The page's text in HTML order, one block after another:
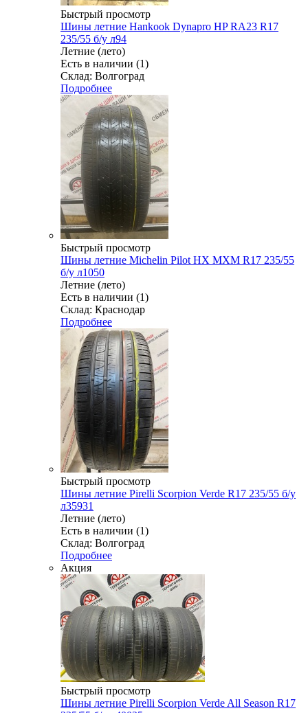
Быстрый просмотр
Шины летние Hankook Dynapro HP RA23 R17
235/55 б/у л94
Летние (лето)
Есть в наличии (1)
Склад: Волгоград
Подробнее
Быстрый просмотр
Шины летние Michelin Pilot HX MXM R17 235/55
б/у л1050
Летние (лето)
Есть в наличии (1)
Склад: Краснодар
Подробнее
Быстрый просмотр
Шины летние Pirelli Scorpion Verde R17 235/55 б/у
л35931
Летние (лето)
Есть в наличии (1)
Склад: Волгоград
Подробнее
Акция
Быстрый просмотр
Шины летние Pirelli Scorpion Verde All Season R17